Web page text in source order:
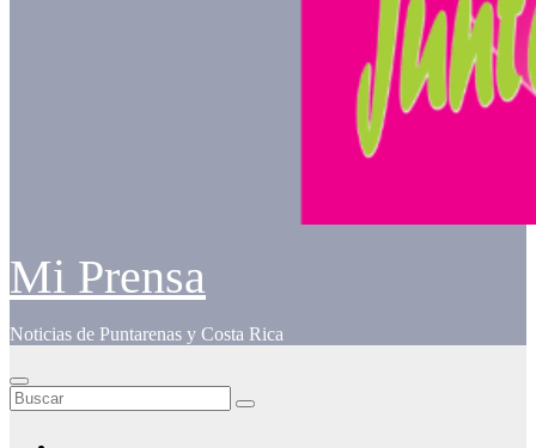
Mi Prensa
Noticias de Puntarenas y Costa Rica